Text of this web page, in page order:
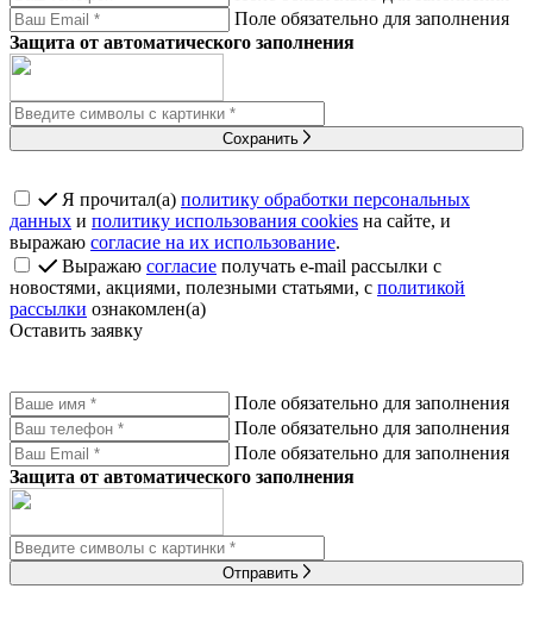
Поле обязательно для заполнения
Защита от автоматического заполнения
Сохранить
Я прочитал(а) политику обработки персональных
данных и политику использования cookies на сайте, и
выражаю согласие на их использование.
Выражаю согласие получать e-mail рассылки с
новостями, акциями, полезными статьями, с политикой
рассылки ознакомлен(а)
Оставить заявку
Поле обязательно для заполнения
Поле обязательно для заполнения
Поле обязательно для заполнения
Защита от автоматического заполнения
Отправить